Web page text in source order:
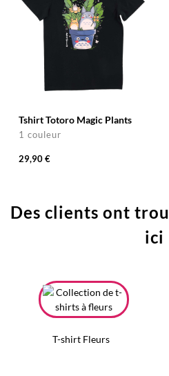
Tshirt Totoro Magic Plants
1 couleur
29,90 €
Des clients ont
ici
T-shirt Fleurs